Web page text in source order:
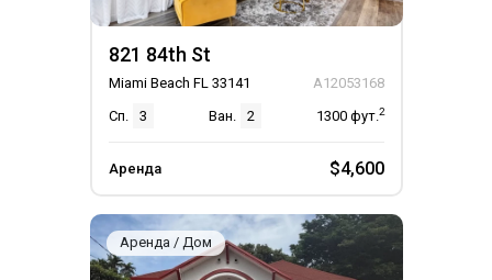
821 84th St
Miami Beach FL 33141
A12053168
Сп.
3 Ван. 2 1300 фут.2
Аренда $4,600
Аренда / Дом